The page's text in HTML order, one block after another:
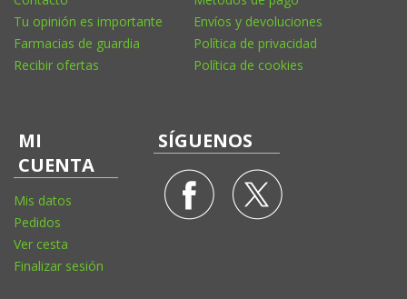
Tu opinión es importante
Farmacias de guardia
Recibir ofertas
Envíos y devoluciones
Política de privacidad
Política de cookies
MI
CUENTA
Mis datos
Pedidos
Ver cesta
Finalizar sesión
SÍGUENOS